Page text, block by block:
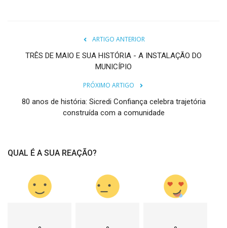
ARTIGO ANTERIOR
TRÊS DE MAIO E SUA HISTÓRIA - A INSTALAÇÃO DO
MUNICÍPIO
PRÓXIMO ARTIGO
80 anos de história: Sicredi Confiança celebra trajetória
construída com a comunidade
QUAL É A SUA REAÇÃO?